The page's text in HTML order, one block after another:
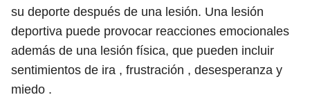
su deporte después de una lesión. Una lesión
deportiva puede provocar reacciones emocionales
además de una lesión física, que pueden incluir
sentimientos de ira , frustración , desesperanza y
miedo .